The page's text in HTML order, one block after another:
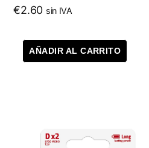
€2.60 sin IVA
AÑADIR AL CARRITO